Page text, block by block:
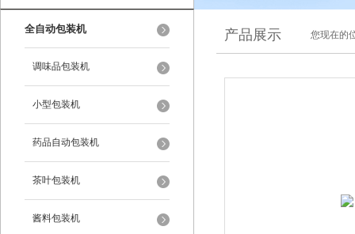
全自动包装机
调味品包装机
小型包装机
药品自动包装机
茶叶包装机
酱料包装机
产品展示 您现在的